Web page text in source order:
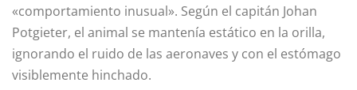
«comportamiento inusual». Según el capitán Johan
Potgieter, el animal se mantenía estático en la orilla,
ignorando el ruido de las aeronaves y con el estómago
visiblemente hinchado.